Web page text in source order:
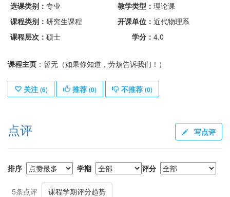
选课类别： 专业 教学类型： 理论课
课程类别： 研究生课程 开课单位： 近代物理系
课程层次： 硕士 学分： 4.0
课程主页 ：暂无（如果你知道，劳烦告诉我们！）
关注 (6) 推荐 (0) 不推荐 (0)
点评 写点评
排序 学期 评分
5条点评 课程学期评分趋势